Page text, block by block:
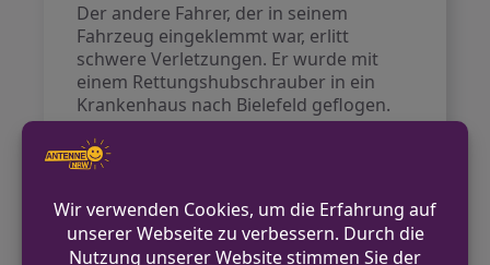
Der andere Fahrer, der in seinem
Fahrzeug eingeklemmt war, erlitt
schwere Verletzungen. Er wurde mit
einem Rettungshubschrauber in ein
Krankenhaus nach Bielefeld geflogen.
An beiden Fahrzeugen entstand
erheblicher Sachschaden, sie mussten
von der Unfallstelle abgeschleppt
Für die Dauer der Unfallaufnahme
wurde die Unfallstelle gesperrt und der